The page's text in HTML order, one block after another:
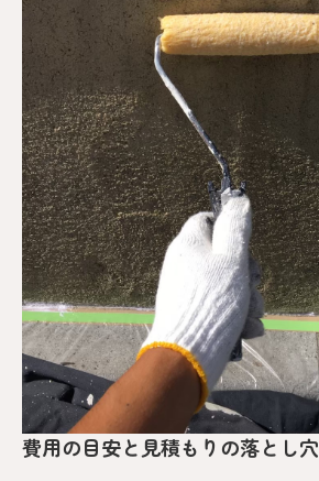
費用の目安と見積もりの落とし穴